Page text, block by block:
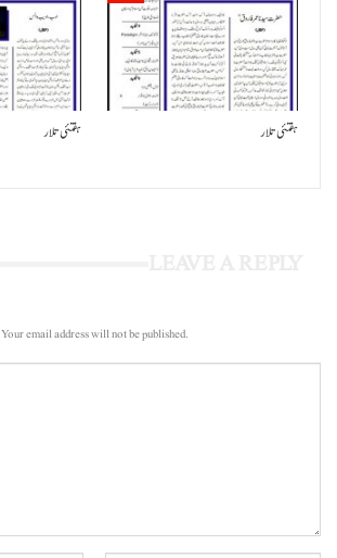
ہفتئی تلار ہفتئی تلار
Your email address will not be published.